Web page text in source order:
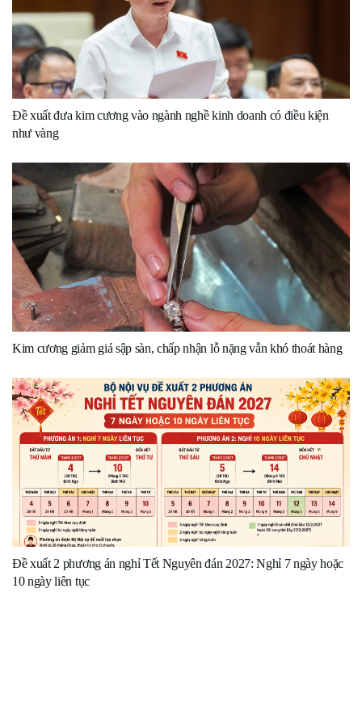
Đề xuất đưa kim cương vào ngành nghề kinh doanh có điều kiện
như vàng
Kim cương giảm giá sập sàn, chấp nhận lỗ nặng vẫn khó thoát hàng
Đề xuất 2 phương án nghỉ Tết Nguyên đán 2027: Nghỉ 7 ngày hoặc
10 ngày liên tục